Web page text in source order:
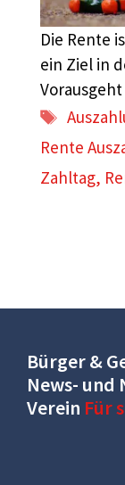
Die Rente
ein Ziel in
Rente
Zahltag,
Bürger &
News- und
Verein Für